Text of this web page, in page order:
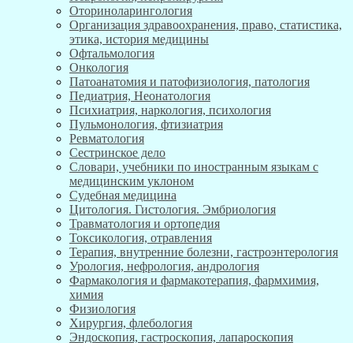
Оториноларингология
Организация здравоохранения, право, статистика,
этика, история медицины
Офтальмология
Онкология
Патоанатомия и патофизиология, патология
Педиатрия, Неонатология
Психиатрия, наркология, психология
Пульмонология, фтизиатрия
Ревматология
Сестринское дело
Словари, учебники по иностранным языкам с
медицинским уклоном
Судебная медицина
Цитология. Гистология. Эмбриология
Травматология и ортопедия
Токсикология, отравления
Терапия, внутренние болезни, гастроэнтерология
Урология, нефрология, андрология
Фармакология и фармакотерапия, фармхимия,
химия
Физиология
Хирургия, флебология
Эндоскопия, гастроскопия, лапароскопия